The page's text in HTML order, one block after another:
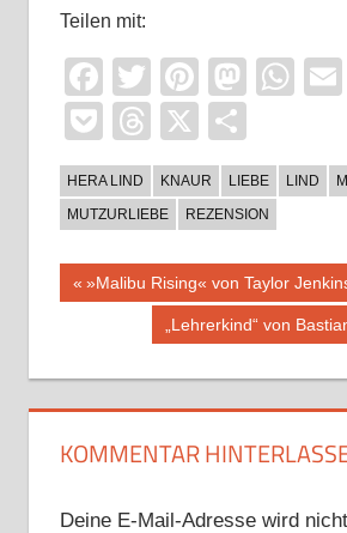
Teilen mit:
Facebook
TwitterPinterest
PocketThreads
X
HERA LIND KNAUR LIEBE LIND
MUTZURLIEBE
REZENSION
Vorheriger
»Malibu Rising« von Taylor
Nächster
„Lehrerkind“ von
KOMMENTAR
Deine E-Mail-Adresse wird